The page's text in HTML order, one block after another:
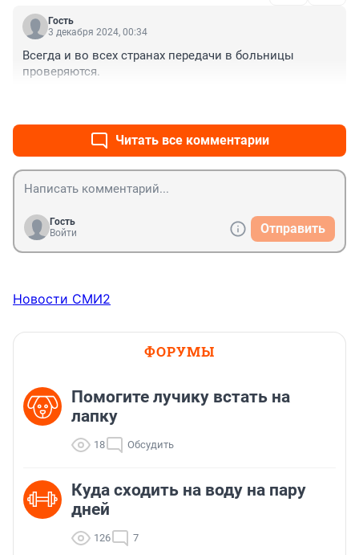
Гость
3 декабря 2024, 00:34
Всегда и во всех странах передачи в больницы
проверяются.
Читать все комментарии
Гость
Войти
Отправить
Новости СМИ2
ФОРУМЫ
Помогите лучику встать на
лапку
18 Обсудить
Куда сходить на воду на пару
дней
126 7